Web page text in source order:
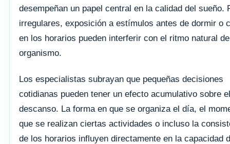
desempeñan un papel central en la calidad del sueño.
irregulares, exposición a estímulos antes de dormir o
en los horarios pueden interferir con el ritmo natural
organismo.
Los especialistas subrayan que pequeñas decisiones
cotidianas pueden tener un efecto acumulativo sobre el
descanso. La forma en que se organiza el día, el
que se realizan ciertas actividades o incluso la
de los horarios influyen directamente en la capacidad